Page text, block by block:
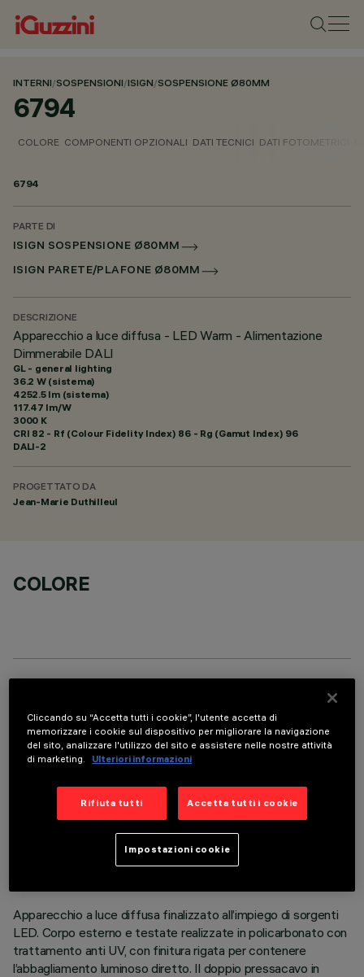
INTERNI/SOSPENSIONI/ISIGN/SOSPENSIONE Ø80MM
6794
COLORE COMPONENTI OPZIONALI DATI TECNICI DATI FOTOMETRICI
6794
PARTE DI
ISIGN SOSPENSIONE Ø80MM
ISIGN PARETE/PLAFONE Ø80MM
DESCRIZIONE
Apparecchio a luce diffusa - LED Warm - Alimentazione
Dimmerabile DALI
GL - general lighting
36.2 W (sistema)
4252.5 lm (sistema)
117.47 lm/W
3000 K
CRI 82 - Rf (Colour Fidelity Index) 86 - Rg (Gamut Index) 96
DALI-2
PROGETTATO DA
Jean-Marie Duthilleul
COLORE
DATI TECNICI
Apparecchio a luce diffusa finalizzato all’impiego di sorgenti
LED. Corpo esterno e testate realizzate in policarbonato con
trattamento anti UV, con finitura rigata per contenere
l’abbagliamento luminoso diretto. Il doppio pressacavo in
Cliccando su “Accetta tutti i cookie”, l'utente accetta di
memorizzare i cookie sul dispositivo per migliorare la navigazione
del sito, analizzare l'utilizzo del sito e assistere nelle nostre attività
di marketing.
Ulteriori informazioni
Rifiuta tutti Accetta tutti i cookie
Impostazioni cookie